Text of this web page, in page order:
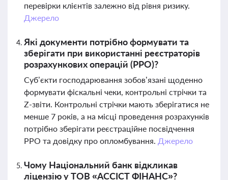
перевірки клієнтів залежно від рівня ризику.
Джерело
Які документи потрібно формувати та
зберігати при використанні реєстраторів
розрахункових операцій (РРО)?
Суб’єкти господарювання зобов’язані щоденно
формувати фіскальні чеки, контрольні стрічки та
Z-звіти. Контрольні стрічки мають зберігатися не
менше 7 років, а на місці проведення розрахунків
потрібно зберігати реєстраційне посвідчення
РРО та довідку про опломбування. Джерело
Чому Національний банк відкликав
ліцензію у ТОВ «АССІСТ ФІНАНС»?